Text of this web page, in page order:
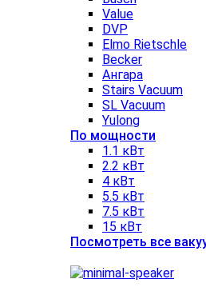
Value
DVP
Elmo Rietschle
Becker
Ангара
Stairs Vacuum
SL Vacuum
Yulong
По мощности
1.1 кВт
2.2 кВт
4 кВт
5.5 кВт
7.5 кВт
15 кВт
Посмотреть все